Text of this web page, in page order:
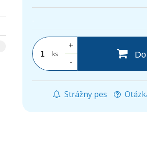
ks
+
-
Strážny pes